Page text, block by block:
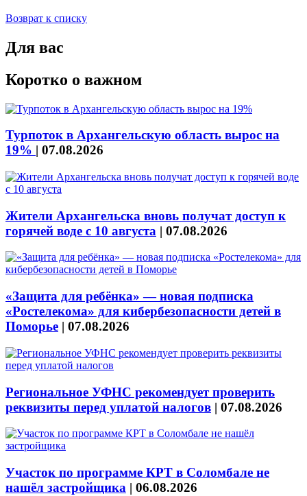
Возврат к списку
Для вас
Коротко о важном
Турпоток в Архангельскую область вырос на
19% | 07.08.2026
Жители Архангельска вновь получат доступ к
горячей воде с 10 августа | 07.08.2026
«Защита для ребёнка» — новая подписка
«Ростелекома» для кибербезопасности детей в
Поморье | 07.08.2026
Региональное УФНС рекомендует проверить
реквизиты перед уплатой налогов | 07.08.2026
Участок по программе КРТ в Соломбале не
нашёл застройщика | 06.08.2026